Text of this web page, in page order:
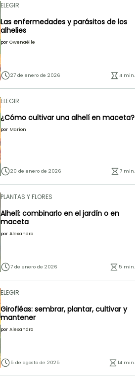
ELEGIR
Las enfermedades y parásitos de los
alhelies
por Gwenaëlle
27 de enero de 2026 4 min.
ELEGIR
¿Cómo cultivar una alhelí en maceta?
por Marion
20 de enero de 2026 7 min.
PLANTAS Y FLORES
Alhelí: combinarlo en el jardín o en
maceta
por Alexandra
7 de enero de 2026 5 min.
ELEGIR
Girofléas: sembrar, plantar, cultivar y
mantener
por Alexandra
5 de agosto de 2025 14 min.